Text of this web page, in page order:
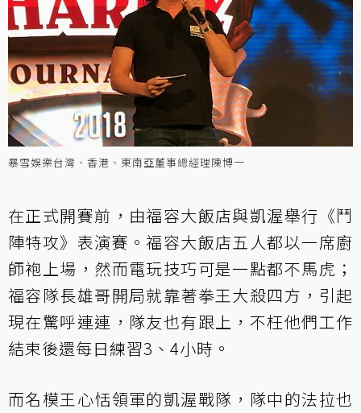
暴雪娛樂台灣、香港、東南亞董事總經理陳博一
在正式開賽前，由福容大飯店與凱渥舉行《鬥
陣特攻》表演賽。福容大飯店五人都以一席廚
師袍上場，然而電玩技巧可是一點都不馬虎；
福容隊長雄哥開局就靠著拳王大殺四方，引起
現在驚呼連連，隊友也有跟上，不枉他們工作
結束後還每日練習3、4小時。
而名模王心恬領軍的凱渥戰隊，隊中的法拉也